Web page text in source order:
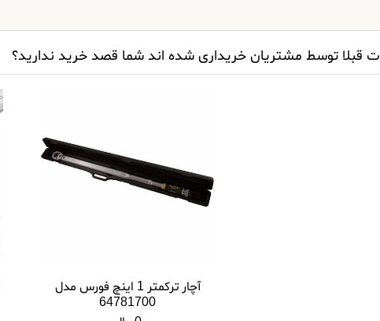
قبلا توسط مشتریان خریداری شده اند شما قصد خرید ندارید؟
آچار ترکمتر 1 اینچ فورس مدل
64781700